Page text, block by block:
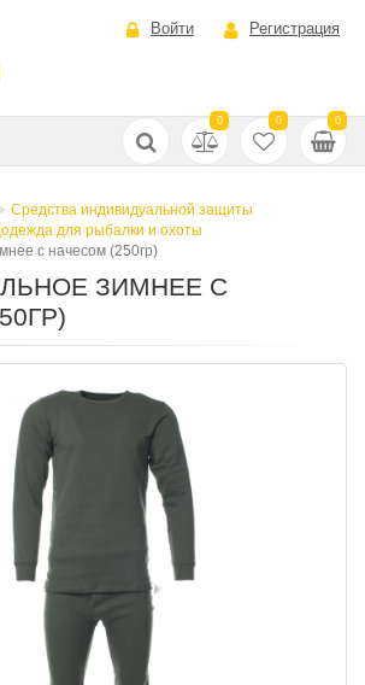
Войти Регистрация
0 0 0
Средства индивидуальной защиты
для рыбалки и охоты
с начесом (250гр)
ЗИМНЕЕ С